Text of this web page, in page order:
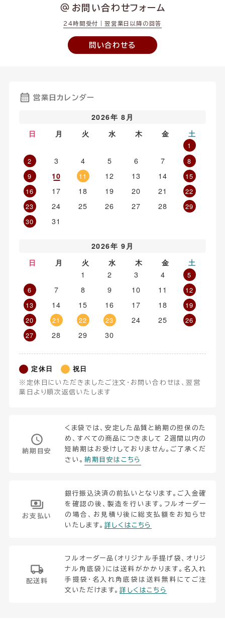
お問い合わせフォーム
24時間受付｜翌営業日以降の回答
問い合わせる
営業日カレンダー
2026年 8月
日
月 火 水 木 金 土
1
2
3 4 5 6 7
8
9
10 11 12 13 14
15
16
17 18 19 20 21
22
23
24 25 26 27 28
29
30
31
2026年 9月
日
月 火 水 木 金 土
1 2 3 4
5
6
7 8 9 10 11
12
13
14 15 16 17 18
19
20
21 22 23 24 25
26
27
28 29 30
定休日 祝日
※定休日にいただきましたご注文・お問い合わせは、翌営
業日より順次返信いたします
納期目安
くま袋では、安定した品質と納期の担保のた
め、すべての商品につきまして 2週間以内の
短納期はお受けしておりません。ご了承くだ
さい。納期目安はこちら
お支払い
銀行振込決済の前払いとなります。ご入金確
を確認の後、製造を行います。フルオーダー
の場合、お見積り後に総支払額をお知らせ
いたします。 詳しくはこちら
配送料
フルオーダー品（オリジナル手提げ袋、オリジ
ナル角底袋）には送料がかかります。名入れ
手提袋・名入れ角底袋は送料無料にてご注
文いただけます。詳しくはこちら